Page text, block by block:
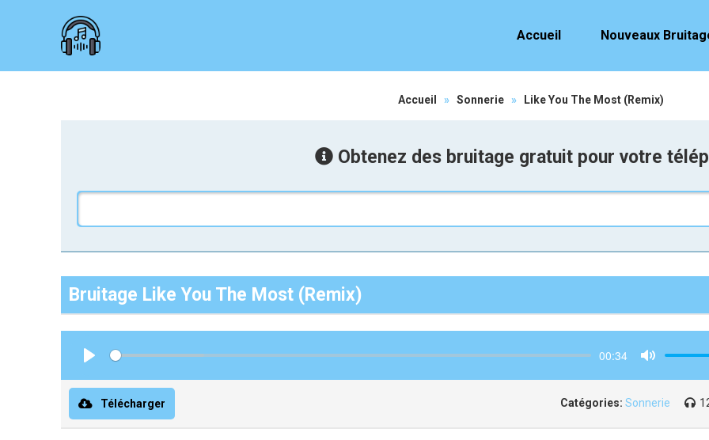
Accueil Nouveaux
Accueil » Sonnerie » Like You The Most (Remix)
Obtenez des bruitage gratuit pour votre
Bruitage Like You The Most (Remix)
00:34
Télécharger Catégories: Sonnerie